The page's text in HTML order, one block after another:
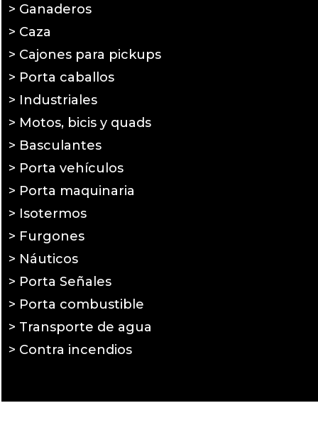
> Ganaderos
> Caza
> Cajones para pickups
> Porta caballos
> Industriales
> Motos, bicis y quads
> Basculantes
> Porta vehículos
> Porta maquinaria
> Isotermos
> Furgones
> Náuticos
> Porta Señales
> Porta combustible
> Transporte de agua
> Contra incendios